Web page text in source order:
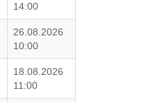
14:00
26.08.2026
10:00
18.08.2026
11:00